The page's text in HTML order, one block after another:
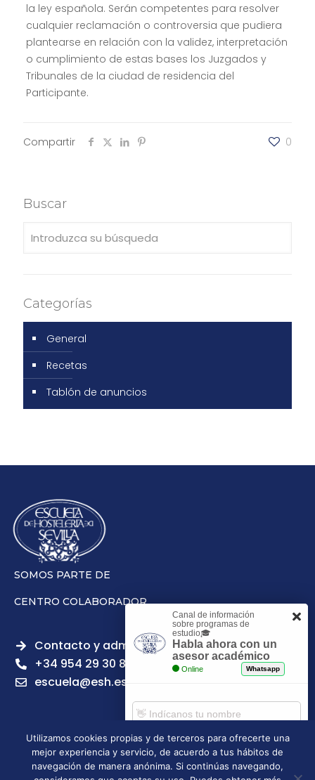
la ley española. Serán competentes para resolver
cualquier reclamación o controversia que pudiera
plantearse en relación con la validez, interpretación
o cumplimiento de estas bases los Juzgados y
Tribunales de la ciudad de residencia del
Participante.
Compartir 0
Buscar
Categorías
General
Recetas
Tablón de anuncios
SOMOS PARTE DE
CENTRO COLABORADOR
Contacto y admisiones
+34 954 29 30 81
escuela@esh.es
Aviso legal Política de Privacidad
Política de Cookies
Política de calidad
Tablón de anuncios
Utilizamos cookies propias y de terceros para ofrecerte una
mejor experiencia y servicio, de acuerdo a tus hábitos de
navegación de manera anónima. Si continúas navegando,
Canal de información
sobre programas de
estudio🎓
Habla ahora con un
asesor académico
Online Whatsapp
Comenzar chat